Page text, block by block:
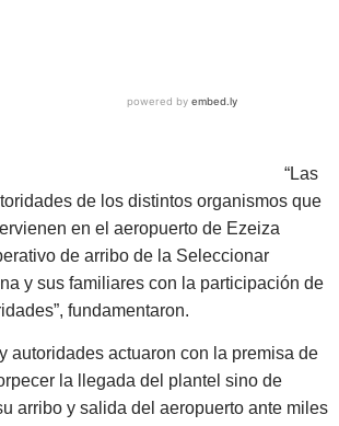
“Las
de los distintos organismos que
en el aeropuerto de Ezeiza
de arribo de la Seleccionar
y sus familiares con la participación de
fundamentaron.
autoridades actuaron con la premisa de
la llegada del plantel sino de
arribo y salida del aeropuerto ante miles